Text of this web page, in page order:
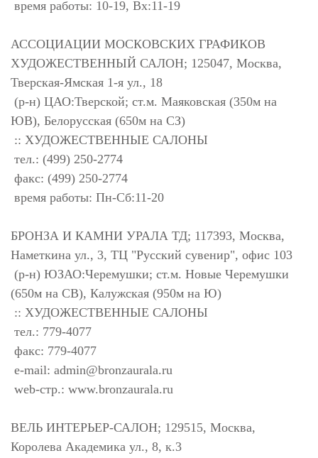
время работы: 10-19, Вх:11-19
АССОЦИАЦИИ МОСКОВСКИХ ГРАФИКОВ
ХУДОЖЕСТВЕННЫЙ САЛОН; 125047, Москва,
Тверская-Ямская 1-я ул., 18
(р-н) ЦАО:Тверской; ст.м. Маяковская (350м на
ЮВ), Белорусская (650м на СЗ)
:: ХУДОЖЕСТВЕННЫЕ САЛОНЫ
тел.: (499) 250-2774
факс: (499) 250-2774
время работы: Пн-Сб:11-20
БРОНЗА И КАМНИ УРАЛА ТД; 117393, Москва,
Наметкина ул., 3, ТЦ "Русский сувенир", офис 103
(р-н) ЮЗАО:Черемушки; ст.м. Новые Черемушки
(650м на СВ), Калужская (950м на Ю)
:: ХУДОЖЕСТВЕННЫЕ САЛОНЫ
тел.: 779-4077
факс: 779-4077
e-mail: admin@bronzaurala.ru
web-стр.: www.bronzaurala.ru
ВЕЛЬ ИНТЕРЬЕР-САЛОН; 129515, Москва,
Королева Академика ул., 8, к.3